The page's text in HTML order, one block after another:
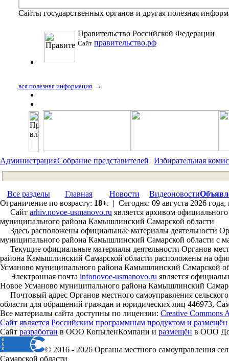
Сайты государственных органов и другая полезная
Правительство Российской Федерации
Сайт правительство.рф
вся полезная информация →
АдминистрацияСобрание представителей Избирательная
Все разделы Главная Новости Видеоновости
Ограничение по возрасту: 18+. | Сегодня: 09 августа 2026
Сайт arhiv.novoe-usmanovo.ru является архивом
муниципального района Камышлинский Самарской области
Здесь расположены официальные материалы деятельности
муниципального района Камышлинский Самарской области с
Текущие официальные материалы деятельности Органов
района Камышлинский Самарской области расположены на
Усманово муниципального района Камышлинский Самарской
Электронная почта infonovoe-usmanovo.ru является
Новое Усманово муниципального района Камышлинский
Почтовый адрес Органов местного самоуправления
области для обращений граждан и юридических лиц 446973,
Все материалы сайта доступны по лицензии: Creative Commons
Сайт является Российским программным продуктом и
Сайт разработан в ООО КопыленКомпани и размещён в ООО
© 2016 - 2026 Органы местного самоуправления
Самарской области